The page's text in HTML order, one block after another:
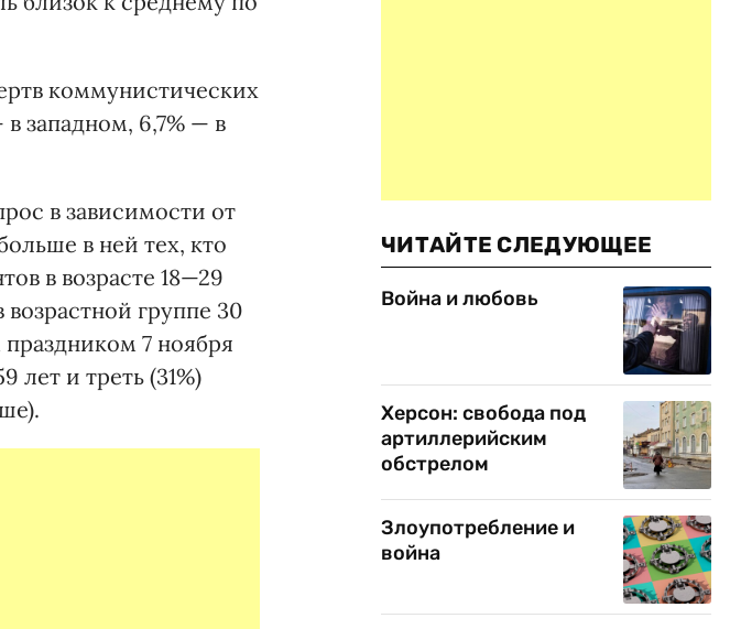
коммунистических
западном, 6,7% — в
в зависимости от
в ней тех, кто
в возрасте 18—29
группе 30
7 ноября
лет и треть (31%)
ЧИТАЙТЕ СЛЕДУЮЩЕЕ
Война и любовь
Херсон: свобода под
артиллерийским
обстрелом
Злоупотребление и
война